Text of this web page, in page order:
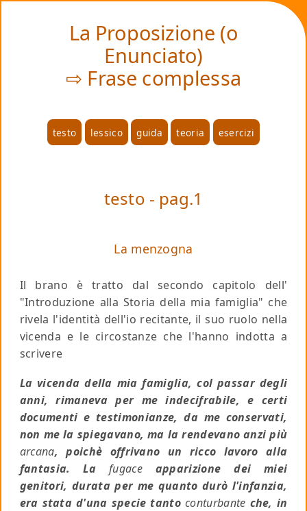
La Proposizione (o
Enunciato)
⇨ Frase complessa
testo lessico guida teoria esercizi
testo - pag.1
La menzogna
Il brano è tratto dal secondo capitolo dell'
"Introduzione alla Storia della mia famiglia" che
rivela l'identità dell'io recitante, il suo ruolo nella
vicenda e le circostanze che l'hanno indotta a
scrivere
La vicenda della mia famiglia, col passar degli
anni, rimaneva per me indecifrabile, e certi
documenti e testimonianze, da me conservati,
non me la spiegavano, ma la rendevano anzi più
arcana, poichè offrivano un ricco lavoro alla
fantasia. La fugaceapparizione dei miei
genitori, durata per me quanto durò l'infanzia,
era stata d'una specie tantoconturbante che, in